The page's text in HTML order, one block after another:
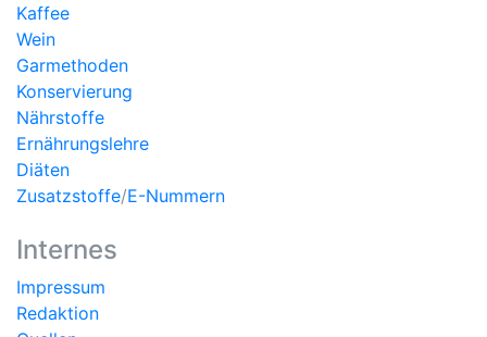
Kaffee
Wein
Garmethoden
Konservierung
Nährstoffe
Ernährungslehre
Diäten
Zusatzstoffe/E-Nummern
Internes
Impressum
Redaktion